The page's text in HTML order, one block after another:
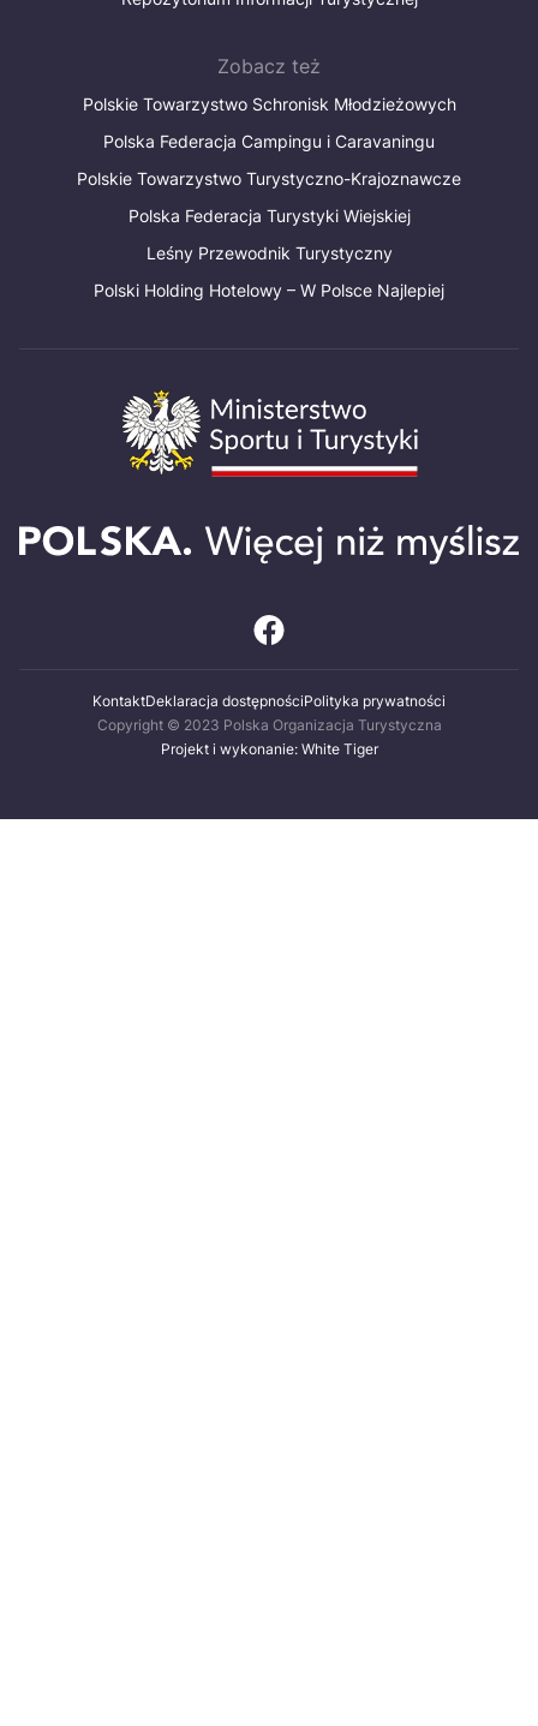
Zobacz też
Polskie Towarzystwo Schronisk Młodzieżowych
Polska Federacja Campingu i Caravaningu
Polskie Towarzystwo Turystyczno-Krajoznawcze
Polska Federacja Turystyki Wiejskiej
Leśny Przewodnik Turystyczny
Polski Holding Hotelowy – W Polsce Najlepiej
KontaktDeklaracja dostępnościPolityka prywatności
Copyright © 2023 Polska Organizacja Turystyczna
Projekt i wykonanie: White Tiger